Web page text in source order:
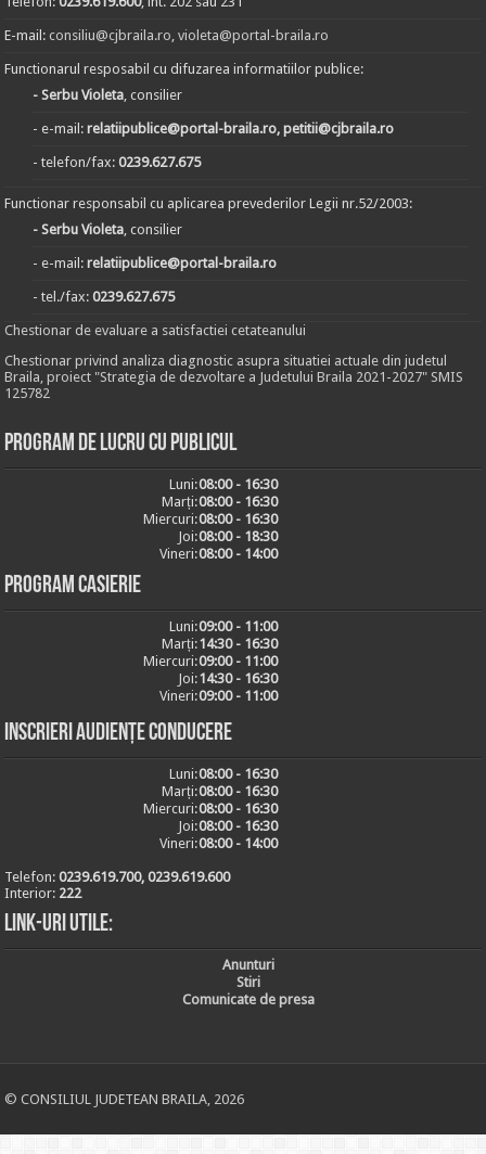
E-mail:consiliu@cjbraila.ro,violeta@portal-braila.ro
Functionarul resposabil cu difuzarea informatiilor publice:
- Serbu Violeta, consilier
- e-mail:relatiipublice@portal-braila.ro, petitii@cjbraila.ro
- telefon/fax:0239.627.675
Functionar responsabil cu aplicarea prevederilor Legii nr.52/2003:
- Serbu Violeta, consilier
- e-mail:relatiipublice@portal-braila.ro
- tel./fax:0239.627.675
Chestionar de evaluare a satisfactiei cetateanului
Chestionar privind analiza diagnostic asupra situatiei actuale din judetul
Braila, proiect "Strategia de dezvoltare a Judetului Braila 2021-2027" SMIS
125782
Program de lucru cu publicul
Luni:08:00 - 16:30
Marți:08:00 - 16:30
Miercuri:08:00 - 16:30
Joi:08:00 - 18:30
Vineri:08:00 - 14:00
Program casierie
Luni:09:00 - 11:00
Marți:14:30 - 16:30
Miercuri:09:00 - 11:00
Joi:14:30 - 16:30
Vineri:09:00 - 11:00
Inscrieri audiențe conducere
Luni:08:00 - 16:30
Marți:08:00 - 16:30
Miercuri:08:00 - 16:30
Joi:08:00 - 16:30
Vineri:08:00 - 14:00
Telefon:0239.619.700, 0239.619.600
Interior: 222
Link-uri utile:
Anunturi
Stiri
Comunicate de presa
© CONSILIUL JUDETEAN BRAILA, 2026